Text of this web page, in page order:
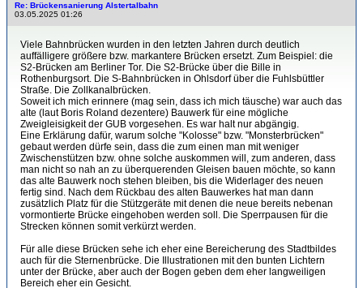
Re: Brückensanierung Alstertalbahn
03.05.2025 01:26
Viele Bahnbrücken wurden in den letzten Jahren durch deutlich
auffälligere größere bzw. markantere Brücken ersetzt. Zum Beispiel: die
S2-Brücken am Berliner Tor. Die S2-Brücke über die Bille in
Rothenburgsort. Die S-Bahnbrücken in Ohlsdorf über die Fuhlsbüttler
Straße. Die Zollkanalbrücken.
Soweit ich mich erinnere (mag sein, dass ich mich täusche) war auch das
alte (laut Boris Roland dezentere) Bauwerk für eine mögliche
Zweigleisigkeit der GUB vorgesehen. Es war halt nur abgängig.
Eine Erklärung dafür, warum solche "Kolosse" bzw. "Monsterbrücken"
gebaut werden dürfe sein, dass die zum einen man mit weniger
Zwischenstützen bzw. ohne solche auskommen will, zum anderen, dass
man nicht so nah an zu überquerenden Gleisen bauen möchte, so kann
das alte Bauwerk noch stehen bleiben, bis die Widerlager des neuen
fertig sind. Nach dem Rückbau des alten Bauwerkes hat man dann
zusätzlich Platz für die Stützgeräte mit denen die neue bereits nebenan
vormontierte Brücke eingehoben werden soll. Die Sperrpausen für die
Strecken können somit verkürzt werden.
Für alle diese Brücken sehe ich eher eine Bereicherung des Stadtbildes
auch für die Sternenbrücke. Die Illustrationen mit den bunten Lichtern
unter der Brücke, aber auch der Bogen geben dem eher langweiligen
Bereich eher ein Gesicht.